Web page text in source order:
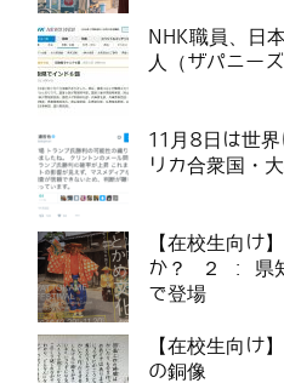
NHK職員、日
人（ザパニー
11月8日は世
リカ合衆国・
【在校生向け
か？ ２ : 県知
で登場
【在校生向け
の銅像